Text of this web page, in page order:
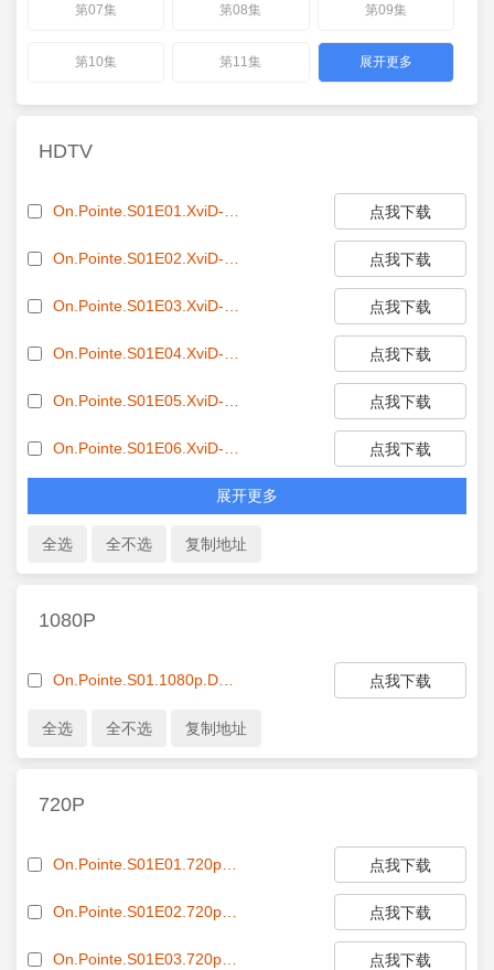
第07集 第08集 第09集
第10集 第11集 展开更多
HDTV
点我下载
点我下载
点我下载
点我下载
点我下载
点我下载
展开更多
1080P
点我下载
720P
点我下载
点我下载
点我下载